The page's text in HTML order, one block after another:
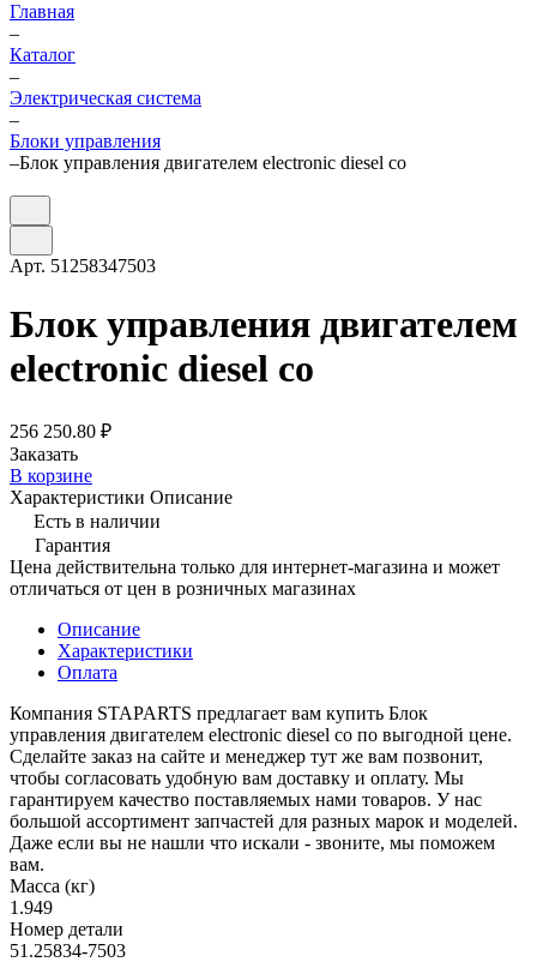
Главная
–
Каталог
–
Электрическая система
–
Блоки управления
–Блок управления двигателем electronic diesel co
Арт. 51258347503
Блок управления двигателем
electronic diesel co
256 250.80 ₽
Заказать
В корзине
Характеристики Описание
Есть в наличии
Гарантия
Цена действительна только для интернет-магазина и может
отличаться от цен в розничных магазинах
Описание
Характеристики
Оплата
Компания STAPARTS предлагает вам купить Блок
управления двигателем electronic diesel co по выгодной цене.
Сделайте заказ на сайте и менеджер тут же вам позвонит,
чтобы согласовать удобную вам доставку и оплату. Мы
гарантируем качество поставляемых нами товаров. У нас
большой ассортимент запчастей для разных марок и моделей.
Даже если вы не нашли что искали - звоните, мы поможем
вам.
Масса (кг)
1.949
Номер детали
51.25834-7503